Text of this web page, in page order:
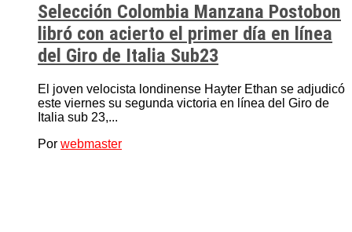
Selección Colombia Manzana Postobon
libró con acierto el primer día en línea
del Giro de Italia Sub23
El joven velocista londinense Hayter Ethan se adjudicó
este viernes su segunda victoria en línea del Giro de
Italia sub 23,...
Por webmaster